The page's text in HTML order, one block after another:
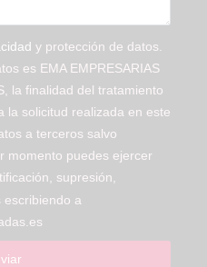
y protección de datos.
es EMA EMPRESARIAS
la finalidad del tratamiento
la solicitud realizada en este
a terceros salvo
momento puedes ejercer
supresión,
escribiendo a